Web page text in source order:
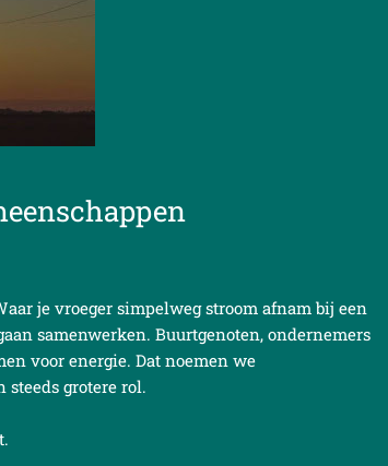
je vroeger simpelweg stroom afnam bij een
samenwerken. Buurtgenoten, ondernemers
voor energie. Dat noemen we
steeds grotere rol.